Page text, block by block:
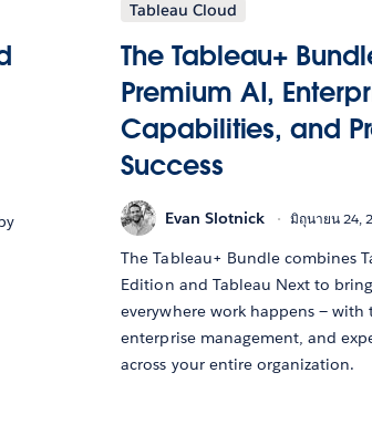
Tableau Cloud
The Tableau+
Premium AI,
Capabilities, and
Success
Evan Slotnick มิถุนายน 24,
The Tableau+ Bundle combines
Edition and Tableau Next to
everywhere work happens — with
enterprise management, and
across your entire organization.